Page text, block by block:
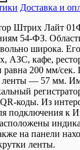
Доставка и
Штрих Лайт 01Ф
54-ФЗ.
широка.
АЗС, кафе,
200 мм/
ленты — 57 мм.
коды. Из
подключения к
на панели
ленты.